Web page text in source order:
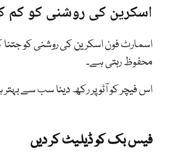
اسکرین کی روشنی کو کم
اسمارٹ فون اسکرین کی روشنی کو جتنا
محفوظ رہتی ہے۔
اس فیچر کو آٹو پر رکھ دینا سب سے
فیس بک کو ڈیلیٹ کر دیں